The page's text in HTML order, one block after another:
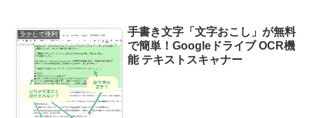
ラクして便利
手書き文字「文字おこし」が無料
で簡単！Googleドライブ OCR機
能 テキストスキャナー